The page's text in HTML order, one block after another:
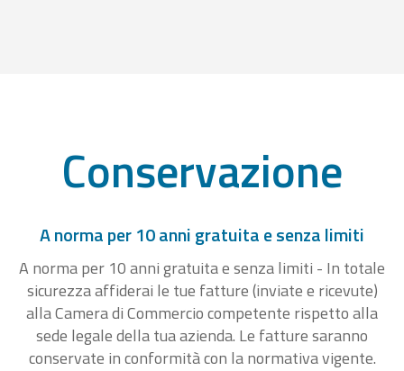
Conservazione
A norma per 10 anni gratuita e senza limiti
A norma per 10 anni gratuita e senza limiti - In totale
sicurezza affiderai le tue fatture (inviate e ricevute)
alla Camera di Commercio competente rispetto alla
sede legale della tua azienda. Le fatture saranno
conservate in conformità con la normativa vigente.